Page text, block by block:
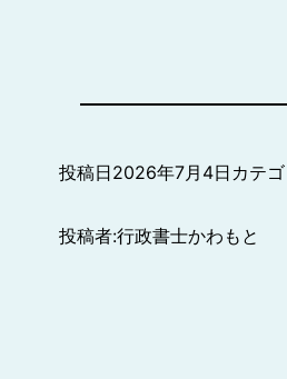
投稿日2026年7月4日 カテ
投稿者:行政書士かわもと